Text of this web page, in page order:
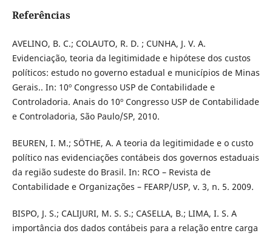
Referências
AVELINO, B. C.; COLAUTO, R. D. ; CUNHA, J. V. A.
Evidenciação, teoria da legitimidade e hipótese dos custos
políticos: estudo no governo estadual e municípios de Minas
Gerais.. In: 10º Congresso USP de Contabilidade e
Controladoria. Anais do 10º Congresso USP de Contabilidade
e Controladoria, São Paulo/SP, 2010.
BEUREN, I. M.; SÖTHE, A. A teoria da legitimidade e o custo
político nas evidenciações contábeis dos governos estaduais
da região sudeste do Brasil. In: RCO – Revista de
Contabilidade e Organizações – FEARP/USP, v. 3, n. 5. 2009.
BISPO, J. S.; CALIJURI, M. S. S.; CASELLA, B.; LIMA, I. S. A
importância dos dados contábeis para a relação entre carga